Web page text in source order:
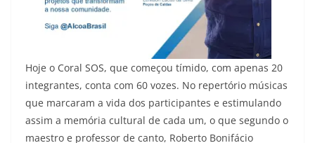
Hoje o Coral SOS, que começou tímido, com apenas 20
integrantes, conta com 60 vozes. No repertório músicas
que marcaram a vida dos participantes e estimulando
assim a memória cultural de cada um, o que segundo o
maestro e professor de canto, Roberto Bonifácio